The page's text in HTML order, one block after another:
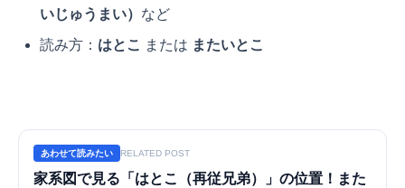
いじゅうまい） など
読み方： はとこ または またいとこ
あわせて読みたい RELATED POST
家系図で見る「はとこ（再従兄弟）」の位置！また